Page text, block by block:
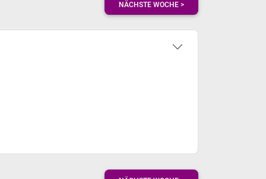
NÄCHSTE WOCHE >